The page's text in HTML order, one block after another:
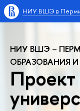
НИУ ВШЭ в
НИУ ВШЭ –
ОБРАЗОВАНИЯ